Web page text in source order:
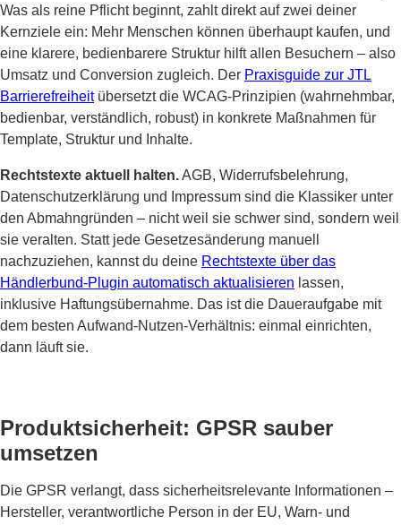
Was als reine Pflicht beginnt, zahlt direkt auf zwei deiner
Kernziele ein: Mehr Menschen können überhaupt kaufen, und
eine klarere, bedienbarere Struktur hilft allen Besuchern – also
Umsatz und Conversion zugleich. Der Praxisguide zur JTL
Barrierefreiheitübersetzt die WCAG-Prinzipien (wahrnehmbar,
bedienbar, verständlich, robust) in konkrete Maßnahmen für
Template, Struktur und Inhalte.
Rechtstexte aktuell halten.AGB, Widerrufsbelehrung,
Datenschutzerklärung und Impressum sind die Klassiker unter
den Abmahngründen – nicht weil sie schwer sind, sondern weil
sie veralten. Statt jede Gesetzesänderung manuell
nachzuziehen, kannst du deine Rechtstexte über das
Händlerbund-Plugin automatisch aktualisieren lassen,
inklusive Haftungsübernahme. Das ist die Daueraufgabe mit
dem besten Aufwand-Nutzen-Verhältnis: einmal einrichten,
dann läuft sie.
Produktsicherheit: GPSR sauber
umsetzen
Die GPSR verlangt, dass sicherheitsrelevante Informationen –
Hersteller, verantwortliche Person in der EU, Warn- und